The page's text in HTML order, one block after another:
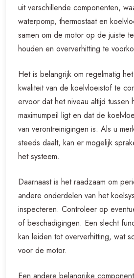
uit verschillende componenten,
waterpomp, thermostaat en
samen om de motor op de juiste
houden en oververhitting te
Het is belangrijk om regelmatig
kwaliteit van de koelvloeistof te
ervoor dat het niveau altijd tussen
maximumpeil ligt en dat de
van verontreinigingen is. Als u
steeds daalt, kan er mogelijk
het systeem.
Daarnaast is het raadzaam om
andere onderdelen van het
inspecteren. Controleer op
of beschadigingen. Een slecht
kan leiden tot oververhitting, wat
voor de motor.
Een andere belangrijke